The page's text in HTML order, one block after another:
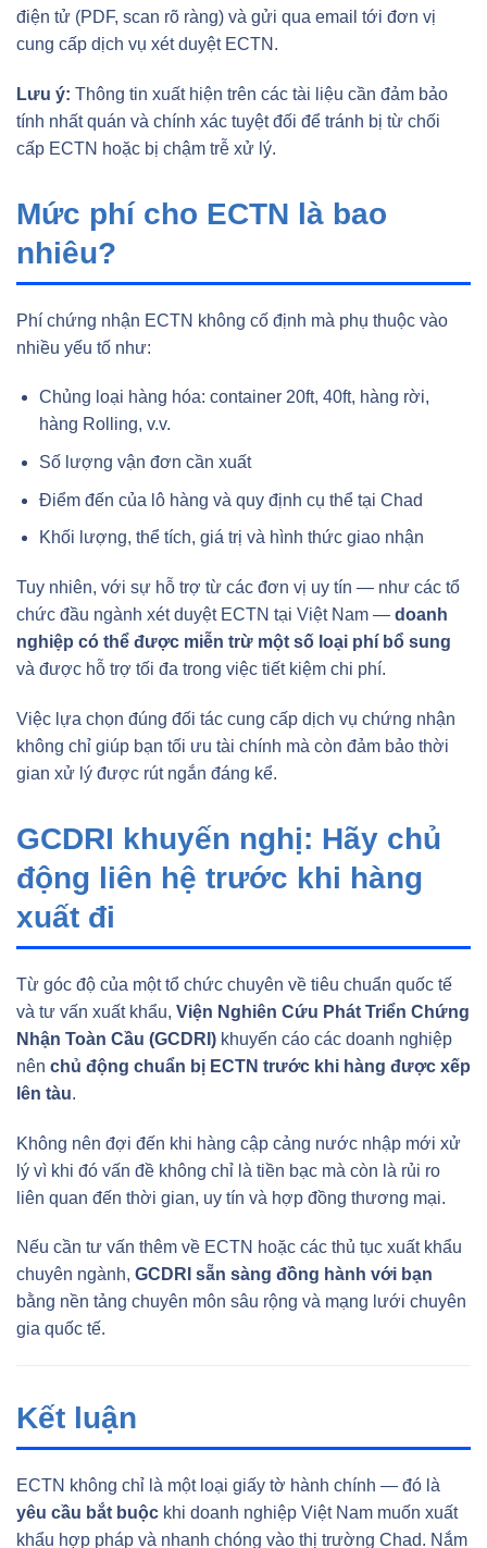
điện tử (PDF, scan rõ ràng) và gửi qua email tới đơn vị
cung cấp dịch vụ xét duyệt ECTN.
Lưu ý: Thông tin xuất hiện trên các tài liệu cần đảm bảo
tính nhất quán và chính xác tuyệt đối để tránh bị từ chối
cấp ECTN hoặc bị chậm trễ xử lý.
Mức phí cho ECTN là bao
nhiêu?
Phí chứng nhận ECTN không cố định mà phụ thuộc vào
nhiều yếu tố như:
Chủng loại hàng hóa: container 20ft, 40ft, hàng rời,
hàng Rolling, v.v.
Số lượng vận đơn cần xuất
Điểm đến của lô hàng và quy định cụ thể tại Chad
Khối lượng, thể tích, giá trị và hình thức giao nhận
Tuy nhiên, với sự hỗ trợ từ các đơn vị uy tín — như các tổ
chức đầu ngành xét duyệt ECTN tại Việt Nam — doanh
nghiệp có thể được miễn trừ một số loại phí bổ sung
và được hỗ trợ tối đa trong việc tiết kiệm chi phí.
Việc lựa chọn đúng đối tác cung cấp dịch vụ chứng nhận
không chỉ giúp bạn tối ưu tài chính mà còn đảm bảo thời
gian xử lý được rút ngắn đáng kể.
GCDRI khuyến nghị: Hãy chủ
động liên hệ trước khi hàng
xuất đi
Từ góc độ của một tổ chức chuyên về tiêu chuẩn quốc tế
và tư vấn xuất khẩu, Viện Nghiên Cứu Phát Triển Chứng
Nhận Toàn Cầu (GCDRI) khuyến cáo các doanh nghiệp
nên chủ động chuẩn bị ECTN trước khi hàng được xếp
lên tàu.
Không nên đợi đến khi hàng cập cảng nước nhập mới xử
lý vì khi đó vấn đề không chỉ là tiền bạc mà còn là rủi ro
liên quan đến thời gian, uy tín và hợp đồng thương mại.
Nếu cần tư vấn thêm về ECTN hoặc các thủ tục xuất khẩu
chuyên ngành, GCDRI sẵn sàng đồng hành với bạn
bằng nền tảng chuyên môn sâu rộng và mạng lưới chuyên
gia quốc tế.
Kết luận
ECTN không chỉ là một loại giấy tờ hành chính — đó là
yêu cầu bắt buộc khi doanh nghiệp Việt Nam muốn xuất
khẩu hợp pháp và nhanh chóng vào thị trường Chad. Nắm